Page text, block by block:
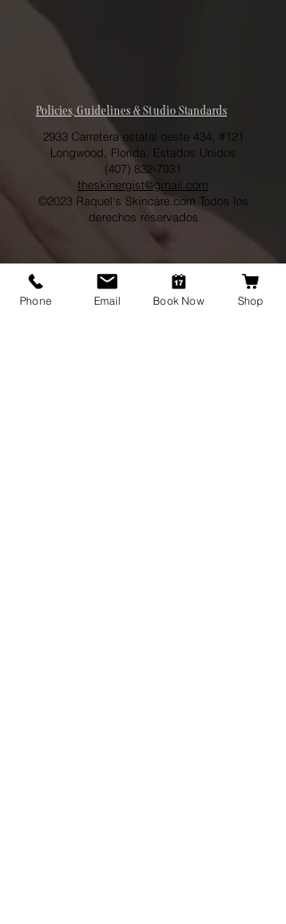
Policies, Guidelines & Studio Standards
2933 Carretera estatal oeste 434, #121
Longwood, Florida, Estados Unidos
(407) 832-7931
theskinergist@gmail.com
©2023 Raquel's Skincare.com Todos los
derechos reservados
Phone Email Book Now Shop